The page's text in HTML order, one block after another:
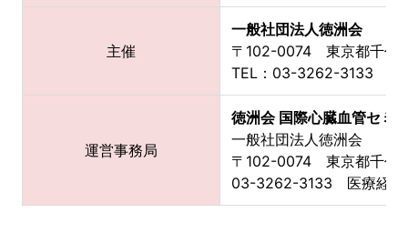
主催
一般社団法人徳洲会
〒102-0074 東京都千代
TEL：03-3262-3133
運営事務局
徳洲会 国際心臓血管セミ
一般社団法人徳洲会
〒102-0074 東京都千代
03-3262-3133 医療経営